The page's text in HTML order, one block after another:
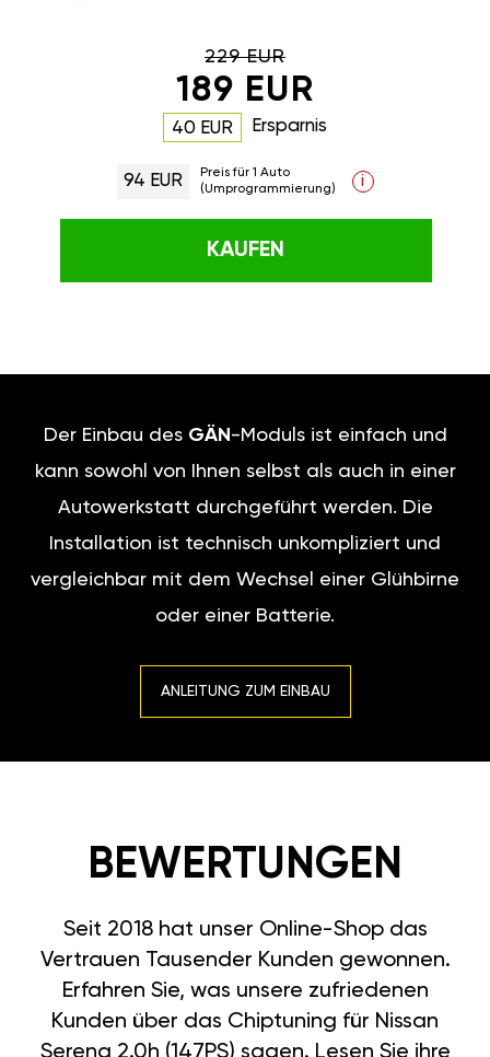
229 EUR
189 EUR
40 EUR Ersparnis
94 EUR
Preis für 1 Auto
(Umprogrammierung)
i
KAUFEN
Der Einbau des GÄN -Moduls ist einfach und
kann sowohl von Ihnen selbst als auch in einer
Autowerkstatt durchgeführt werden. Die
Installation ist technisch unkompliziert und
vergleichbar mit dem Wechsel einer Glühbirne
oder einer Batterie.
ANLEITUNG ZUM EINBAU
BEWERTUNGEN
Seit 2018 hat unser Online-Shop das
Vertrauen Tausender Kunden gewonnen.
Erfahren Sie, was unsere zufriedenen
Kunden über das Chiptuning für Nissan
Serena 2.0h (147PS) sagen. Lesen Sie ihre